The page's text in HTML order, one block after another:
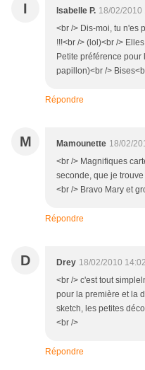
I Isabelle P. 18/02/2010
<br /> Dis-moi, tu n'es
!!!<br /> (lol)<br />
Petite préférence
papillon)<br />
Répondre
M Mamounette 18/02/
<br /> Magnifiques
seconde, que je
<br /> Bravo Mary et
Répondre
D Drey 18/02/2010 14:02
<br /> c'est tout
pour la première et la
sketch, les petites
<br />
Répondre